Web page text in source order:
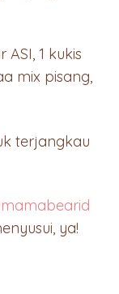
1 kukis
mix pisang,
terjangkau
ya!